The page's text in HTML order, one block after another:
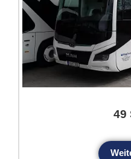
49